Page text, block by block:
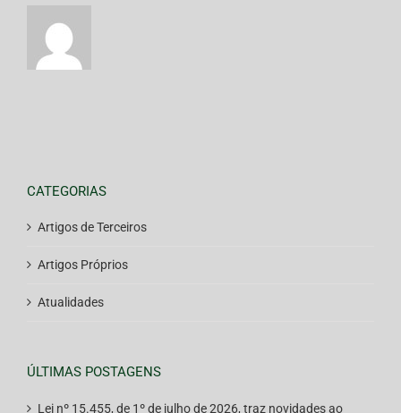
CATEGORIAS
Artigos de Terceiros
Artigos Próprios
Atualidades
ÚLTIMAS POSTAGENS
Lei nº 15.455, de 1º de julho de 2026, traz novidades ao